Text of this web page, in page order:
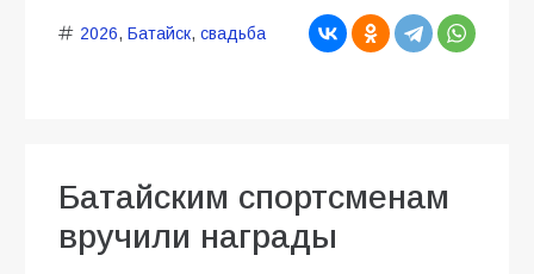
2026, Батайск, свадьба
Батайским спортсменам
вручили награды